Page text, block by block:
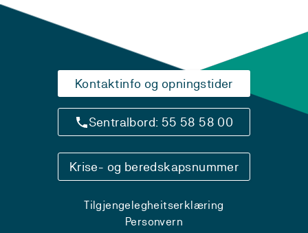
Kontaktinfo og opningstider
Sentralbord: 55 58 58 00
Krise- og beredskapsnummer
Tilgjengelegheitserklæring
Personvern